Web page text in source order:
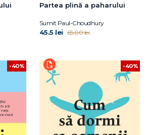
Partea plină a paharului
Sumit Paul-Choudhury
45.5 lei 65.00 lei
-40% -40%